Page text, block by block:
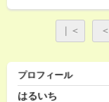
｜＜
プロフィール
はるいち